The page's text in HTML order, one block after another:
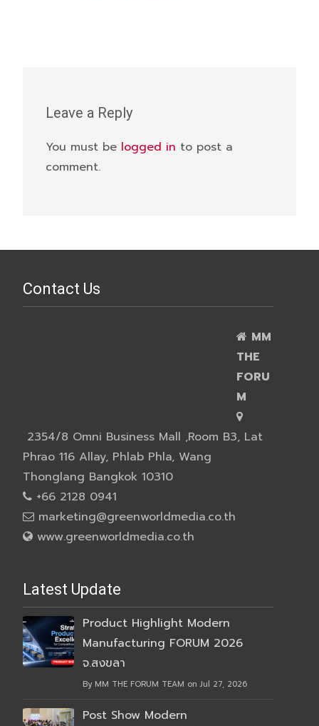
Leave a Reply
You must be logged in to post a
comment.
Contact Us
MM
THE
FORU
M
2354/8 Omni Business Mall ,Room B3, Lat
Phrao 116 Allay, Phlab Phla, Wang
Thonglang Bangkok 10310
+66 2128 0941
marketing@greenworldmedia.co.th
www.greenworldmedia.co.th
Latest Update
Product Highlight Modern
Manufacturing FORUM 2026
จ.สงขลา
By MM THE FORUM TEAM on Jul 27, 2026
Post Show Modern